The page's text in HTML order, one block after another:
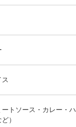
ートソース・カレー・ハ
）